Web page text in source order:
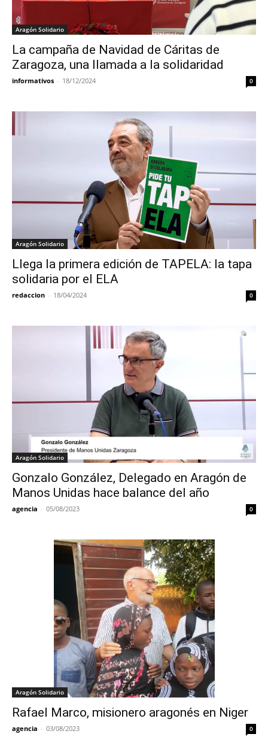
Aragón Solidario
La campaña de Navidad de Cáritas de
Zaragoza, una llamada a la solidaridad
informativos - 18/12/2024 0
Aragón Solidario
Llega la primera edición de TAPELA: la tapa
solidaria por el ELA
redaccion - 18/04/2024 0
Aragón Solidario
Gonzalo González, Delegado en Aragón de
Manos Unidas hace balance del año
agencia - 05/08/2023 0
Aragón Solidario
Rafael Marco, misionero aragonés en Niger
agencia - 03/08/2023 0